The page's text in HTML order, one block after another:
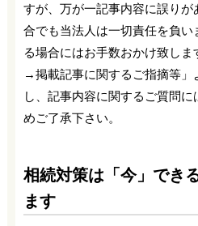
すが、万が一記事内容に誤り
合でも当法人は一切責任を負
る場合にはお手数おかけ致しま
→掲載記事に関するご指摘等」
し、記事内容に関するご質問
めご了承下さい。
相続対策は「今」でき
ます